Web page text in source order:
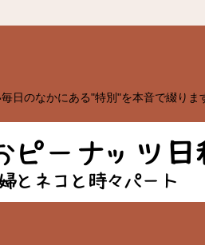
のなかにある"特別"を本音で綴り